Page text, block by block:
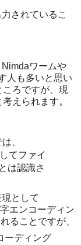
されているこ
ワームや
人も多いと思い
ろですが、現
えられます。
、
てファイ
は認識さ
として
エンコーディン
ることですが、
ーディング